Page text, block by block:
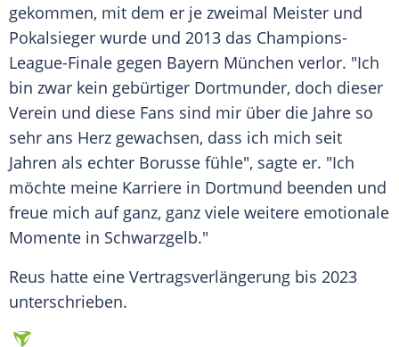
gekommen, mit dem er je zweimal Meister und
Pokalsieger wurde und 2013 das Champions-
League-Finale gegen Bayern München verlor. "Ich
bin zwar kein gebürtiger Dortmunder, doch dieser
Verein und diese Fans sind mir über die Jahre so
sehr ans Herz gewachsen, dass ich mich seit
Jahren als echter Borusse fühle", sagte er. "Ich
möchte meine Karriere in Dortmund beenden und
freue mich auf ganz, ganz viele weitere emotionale
Momente in Schwarzgelb."
Reus hatte eine Vertragsverlängerung bis 2023
unterschrieben.